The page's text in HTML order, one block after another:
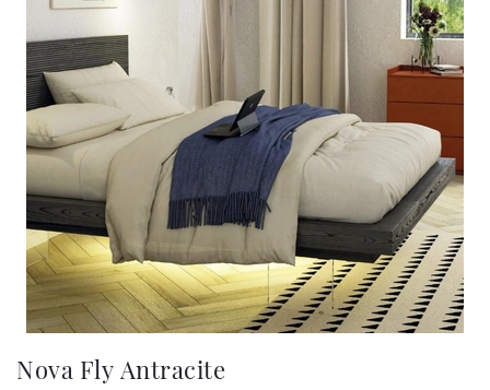
Nova Fly Antracite